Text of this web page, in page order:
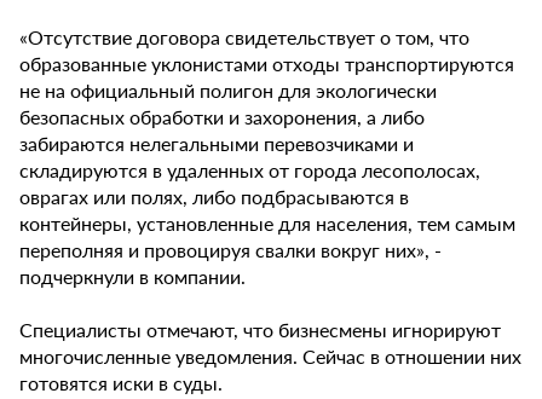
«Отсутствие договора свидетельствует о том, что
образованные уклонистами отходы транспортируются
не на официальный полигон для экологически
безопасных обработки и захоронения, а либо
забираются нелегальными перевозчиками и
складируются в удаленных от города лесополосах,
оврагах или полях, либо подбрасываются в
контейнеры, установленные для населения, тем самым
переполняя и провоцируя свалки вокруг них», -
подчеркнули в компании.
Специалисты отмечают, что бизнесмены игнорируют
многочисленные уведомления. Сейчас в отношении них
готовятся иски в суды.